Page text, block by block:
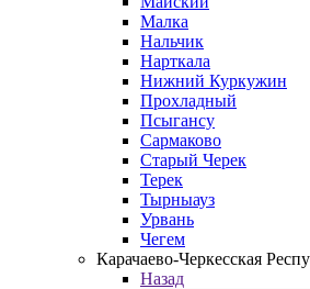
Малка
Нальчик
Нарткала
Нижний Куркужин
Прохладный
Псыгансу
Сармаково
Старый Черек
Терек
Тырныауз
Урвань
Чегем
Карачаево-Черкесская
Назад